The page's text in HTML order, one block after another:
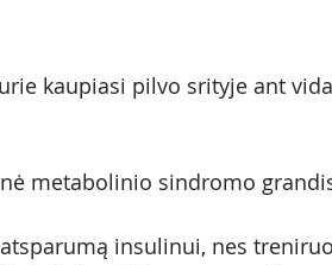
kaupiasi pilvo srityje ant
metabolinio sindromo
insulinui, nes